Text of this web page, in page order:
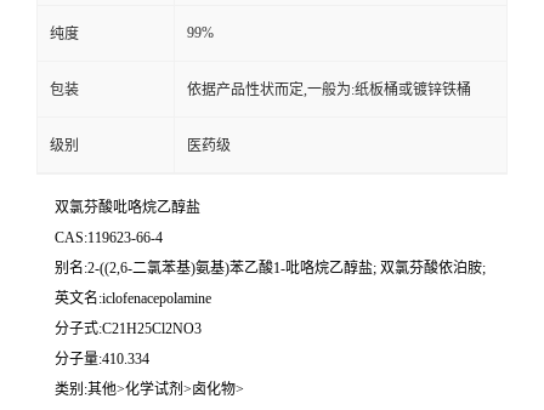
纯度 99%
包装 依据产品性状而定,一般为:纸板桶或镀锌铁桶
级别 医药级
双氯芬酸吡咯烷乙醇盐
CAS:119623-66-4
别名:2-((2,6-二氯苯基)氨基)苯乙酸1-吡咯烷乙醇盐; 双氯芬酸依泊胺;
英文名:iclofenacepolamine
分子式:C21H25Cl2NO3
分子量:410.334
类别:其他>化学试剂>卤化物>